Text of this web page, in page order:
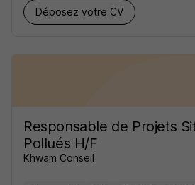
Déposez votre CV
Responsable de Projets
Pollués H/F
Khwam Conseil